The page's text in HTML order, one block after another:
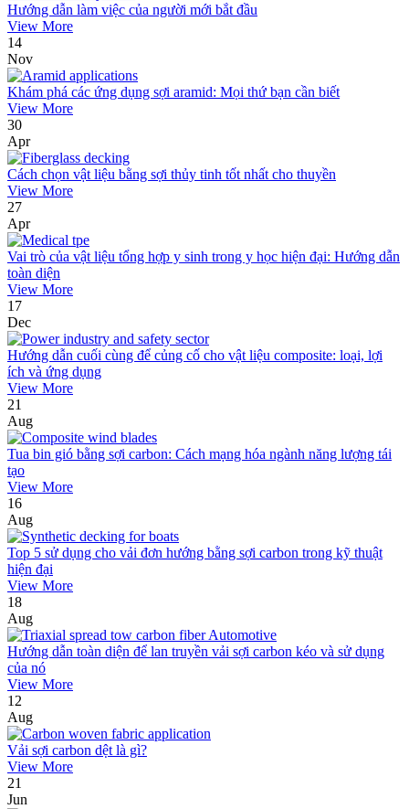
Hướng dẫn làm việc của người mới bắt đầu
View More
14
Nov
Khám phá các ứng dụng sợi aramid: Mọi thứ bạn cần biết
View More
30
Apr
Cách chọn vật liệu bằng sợi thủy tinh tốt nhất cho thuyền
View More
27
Apr
Vai trò của vật liệu tổng hợp y sinh trong y học hiện đại: Hướng dẫn
toàn diện
View More
17
Dec
Hướng dẫn cuối cùng để củng cố cho vật liệu composite: loại, lợi
ích và ứng dụng
View More
21
Aug
Tua bin gió bằng sợi carbon: Cách mạng hóa ngành năng lượng tái
tạo
View More
16
Aug
Top 5 sử dụng cho vải đơn hướng bằng sợi carbon trong kỹ thuật
hiện đại
View More
18
Aug
Hướng dẫn toàn diện để lan truyền vải sợi carbon kéo và sử dụng
của nó
View More
12
Aug
Vải sợi carbon dệt là gì?
View More
21
Jun